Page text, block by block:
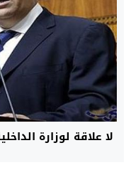
لا علاقة لوزارة